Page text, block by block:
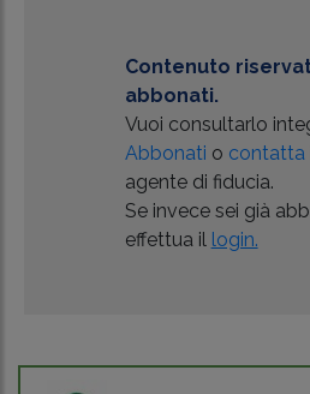
Contenuto
abbonati.
Vuoi consultarlo
Abbonati o contatta
agente di fiducia.
Se invece sei già
effettua il login.